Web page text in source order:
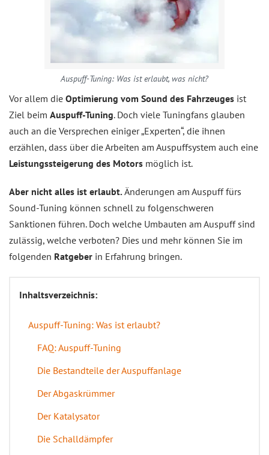
Auspuff-Tuning: Was ist erlaubt, was nicht?
Vor allem die Optimierung vom Sound des Fahrzeuges ist
Ziel beim Auspuff-Tuning. Doch viele Tuningfans glauben
auch an die Versprechen einiger „Experten“, die ihnen
erzählen, dass über die Arbeiten am Auspuffsystem auch eine
Leistungssteigerung des Motors möglich ist.
Aber nicht alles ist erlaubt. Änderungen am Auspuff fürs
Sound-Tuning können schnell zu folgenschweren
Sanktionen führen. Doch welche Umbauten am Auspuff sind
zulässig, welche verboten? Dies und mehr können Sie im
folgenden Ratgeber in Erfahrung bringen.
Inhaltsverzeichnis:
Auspuff-Tuning: Was ist erlaubt?
FAQ: Auspuff-Tuning
Die Bestandteile der Auspuffanlage
Der Abgaskrümmer
Der Katalysator
Die Schalldämpfer